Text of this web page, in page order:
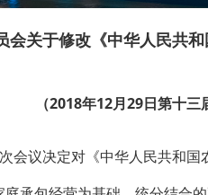
会关于修改《中华人民共
（2018年12月29日第十
会议决定对《中华人民共和国